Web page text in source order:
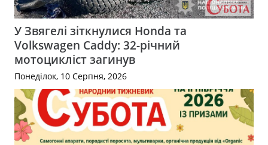
У Звягелі зіткнулися Honda та
Volkswagen Caddy: 32-річний
мотоцикліст загинув
Понеділок, 10 Серпня, 2026